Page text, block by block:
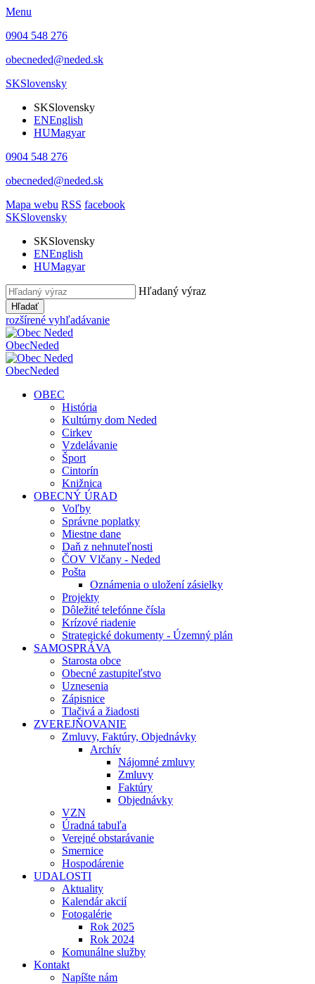
Menu
0904 548 276
obecneded@neded.sk
SKSlovensky
SKSlovensky
ENEnglish
HUMagyar
0904 548 276
obecneded@neded.sk
Mapa webu RSS facebook
SKSlovensky
SKSlovensky
ENEnglish
HUMagyar
Hľadaný výraz
Hľadať
rozšírené vyhľadávanie
ObecNeded
ObecNeded
OBEC
História
Kultúrny dom Neded
Cirkev
Vzdelávanie
Šport
Cintorín
Knižnica
OBECNÝ ÚRAD
Voľby
Správne poplatky
Miestne dane
Daň z nehnuteľnosti
ČOV Vlčany - Neded
Pošta
Oznámenia o uložení zásielky
Projekty
Dôležité telefónne čísla
Krízové riadenie
Strategické dokumenty - Územný plán
SAMOSPRÁVA
Starosta obce
Obecné zastupiteľstvo
Uznesenia
Zápisnice
Tlačivá a žiadosti
ZVEREJŇOVANIE
Zmluvy, Faktúry, Objednávky
Archív
Nájomné zmluvy
Zmluvy
Faktúry
Objednávky
VZN
Úradná tabuľa
Verejné obstarávanie
Smernice
Hospodárenie
UDALOSTI
Aktuality
Kalendár akcií
Fotogalérie
Rok 2025
Rok 2024
Komunálne služby
Kontakt
Napíšte nám